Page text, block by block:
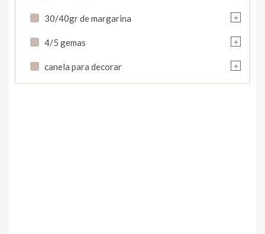
+
30/40gr de margarina
+
4/5 gemas
+
canela para decorar